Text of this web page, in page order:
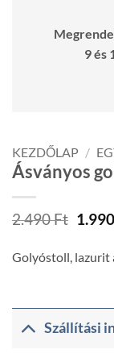
9 és
KEZDŐLAP /
Ásványos
2.490Ft
was:
1.990
Golyóstoll, lazurit
Szállítási